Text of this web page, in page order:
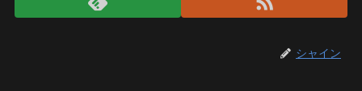
シャイン